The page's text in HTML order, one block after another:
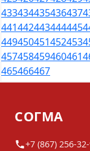
433434435436437
441442443444445
449450451452453
457458459460461
465466467
СОГМА
+7 (867) 256-